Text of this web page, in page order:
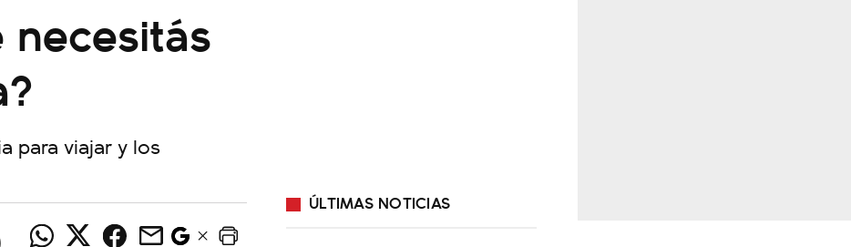
necesitás
para viajar y los
ÚLTIMAS NOTICIAS